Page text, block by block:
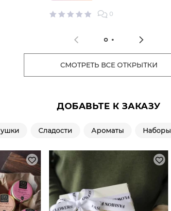
0
СМОТРЕТЬ ВСЕ ОТКРЫТКИ
ДОБАВЬТЕ К ЗАКАЗУ
Сладости Ароматы Наборы